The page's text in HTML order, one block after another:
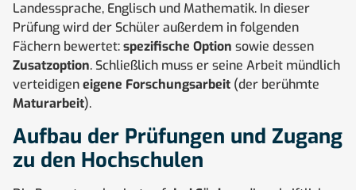
Landessprache, Englisch und Mathematik. In dieser
Prüfung wird der Schüler außerdem in folgenden
Fächern bewertet:spezifische Option sowie dessen
Zusatzoption. Schließlich muss er seine Arbeit mündlich
verteidigeneigene Forschungsarbeit (der berühmte
Maturarbeit).
Aufbau der Prüfungen und Zugang
zu den Hochschulen